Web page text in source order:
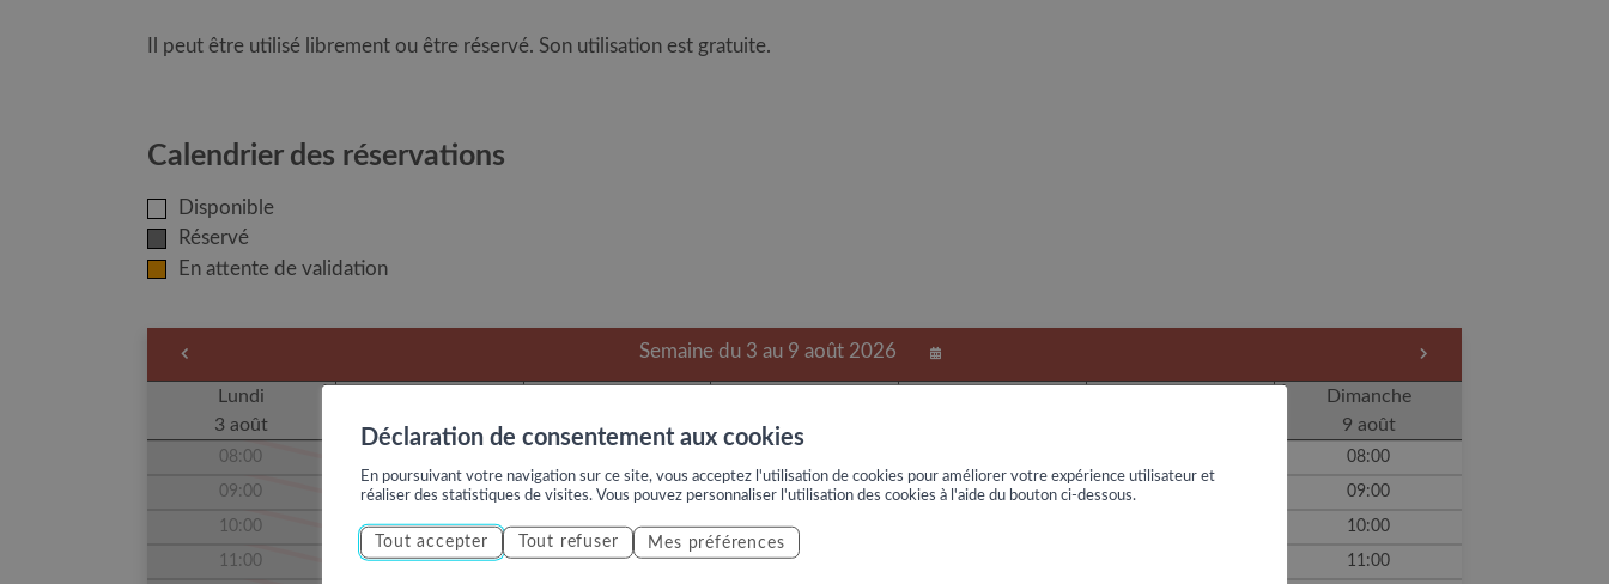
Il peut être utilisé librement ou être réservé. Son utilisation est gratuite.
Calendrier des réservations
Disponible
Réservé
En attente de validation
Semaine du 3 au 9 août 2026
Lundi
3 août
08:00
09:00
10:00
11:00
4 août
09:00
10:00
11:00
5 août
09:00
10:00
11:00
6 août
09:00
10:00
11:00
09:00
Dimanche
9 août
08:00
09:00
10:00
11:00
Déclaration de consentement aux cookies
En poursuivant votre navigation sur ce site, vous acceptez l'utilisation de cookies pour améliorer votre expérience utilisateur et
réaliser des statistiques de visites. Vous pouvez personnaliser l'utilisation des cookies à l'aide du bouton ci-dessous.
Tout accepter Tout refuser Mes préférences